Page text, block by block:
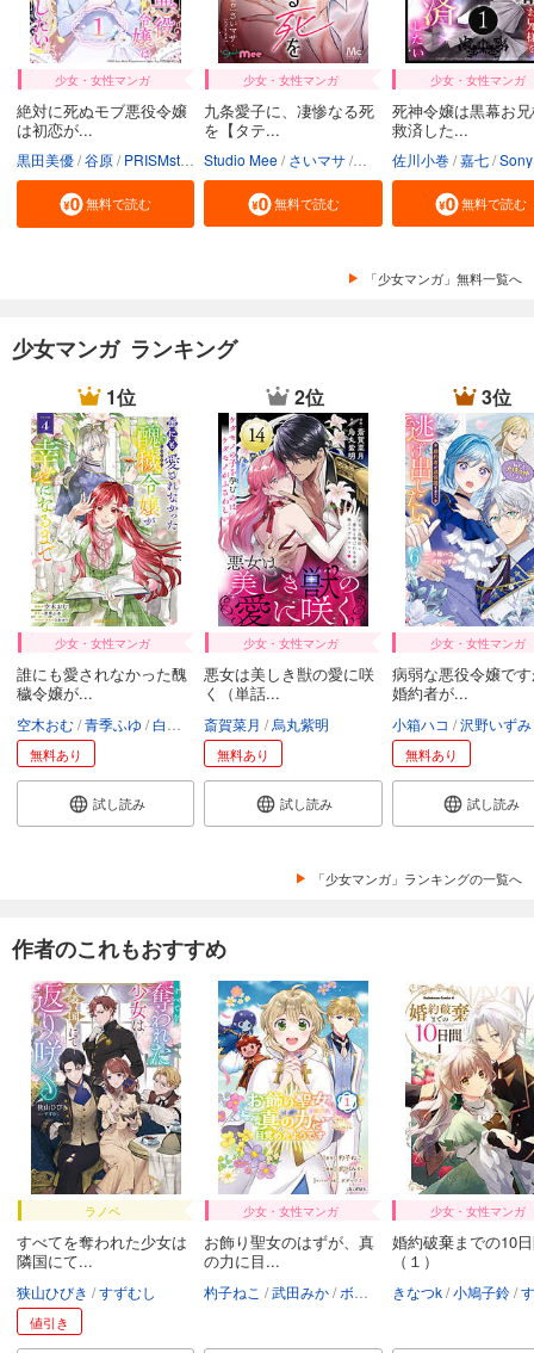
少女・女性マンガ
絶対に死ぬモブ悪役令嬢
は初恋が...
黒田美優 谷原 PRISMstudio Sony Music Entertainment（Japan） Inc.
無料で読む
少女・女性マンガ
九条愛子に、凄惨なる死
を【タテ...
Studio Mee さいマサ 送料込 真森人互
無料で読む
少女・女性マンガ
死神令嬢は黒幕お
救済した...
佐川小巻 嘉七 Sony Music Entertainment（Japan
無料で読む
「少女マンガ」無料一覧へ
少女マンガ ランキング
1位
少女・女性マンガ
誰にも愛されなかった醜
穢令嬢が...
空木おむ 青季ふゆ 白谷ゆう
無料あり
試し読み
2位
少女・女性マンガ
悪女は美しき獣の愛に咲
く（単話...
斎賀菜月 烏丸紫明
無料あり
試し読み
3位
少女・女性マンガ
病弱な悪役令嬢で
婚約者が...
小箱ハコ 沢野いずみ
無料あり
試し読み
「少女マンガ」ランキングの一覧へ
作者のこれもおすすめ
ラノベ
すべてを奪われた少女は
隣国にて...
狭山ひびき すずむし
値引き
少女・女性マンガ
お飾り聖女のはずが、真
の力に目...
杓子ねこ 武田みか ボダックス
少女・女性マンガ
婚約破棄までの10
（１）
きなつk 小鳩子鈴 す